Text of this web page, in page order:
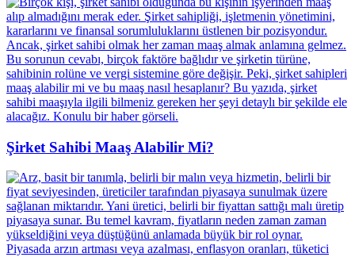
Şirket Sahibi Maaş Alabilir Mi?